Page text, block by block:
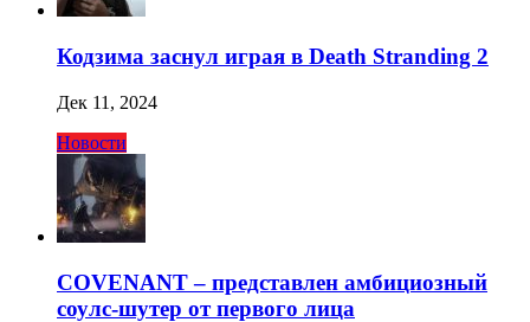
Кодзима заснул играя в Death Stranding 2
Дек 11, 2024
Новости
COVENANT – представлен амбициозный
соулс-шутер от первого лица